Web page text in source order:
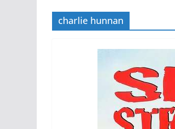
charlie hunnan